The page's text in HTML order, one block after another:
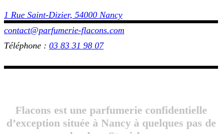
1 Rue Saint-Dizier, 54000 Nancy
contact@parfumerie-flacons.com
Téléphone : 03 83 31 98 07
Flacons est une parfumerie confidentielle
d’exception située à Nancy à quelques pas de